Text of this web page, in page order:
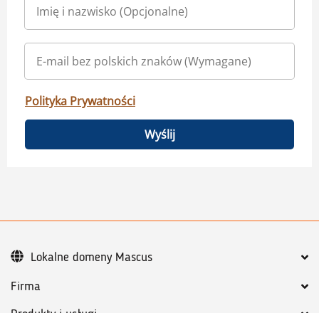
Polityka Prywatności
Wyślij
Firma
Lokalne domeny Mascus